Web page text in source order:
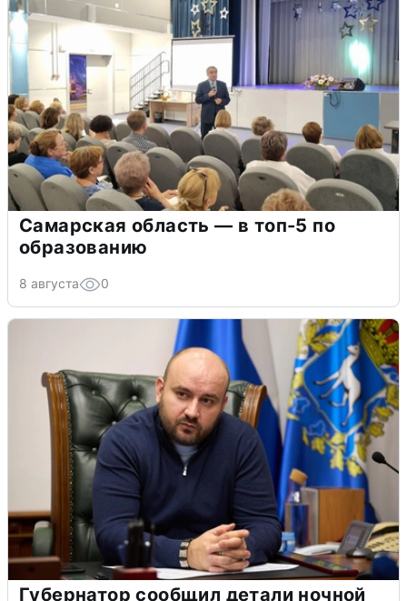
Самарская область — в топ-5 по
образованию
8 августа 0
Губернатор сообщил детали ночной